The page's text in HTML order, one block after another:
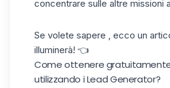
concentrare sulle altre missioni
Se volete sapere , ecco un
illuminerà! 👈
Come ottenere
utilizzando i Lead Generator?